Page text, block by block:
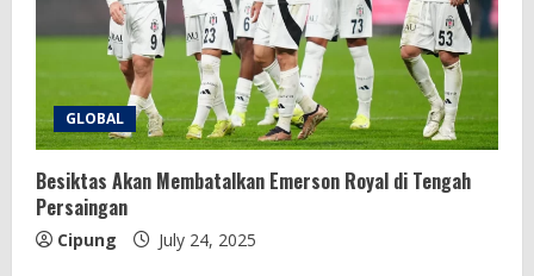
GLOBAL
Besiktas Akan Membatalkan Emerson Royal di Tengah
Persaingan
Cipung July 24, 2025